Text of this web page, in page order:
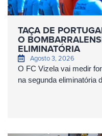
TAÇA DE
O
ELIMINATÓRIA
Agosto 3, 2026
O FC Vizela vai medir
na segunda eliminatória